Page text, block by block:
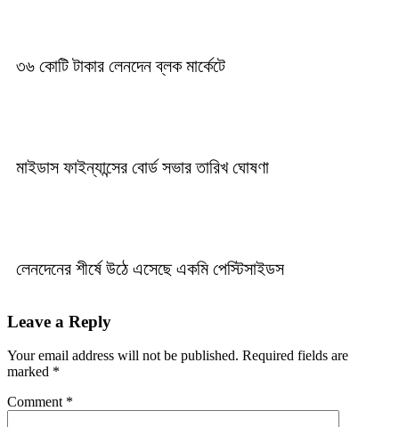
৩৬ কোটি টাকার লেনদেন ব্লক মার্কেটে
মাইডাস ফাইন্যান্সের বোর্ড সভার তারিখ ঘোষণা
লেনদেনের শীর্ষে উঠে এসেছে একমি পেস্টিসাইডস
Leave a Reply
Your email address will not be published. Required fields are
marked *
Comment *